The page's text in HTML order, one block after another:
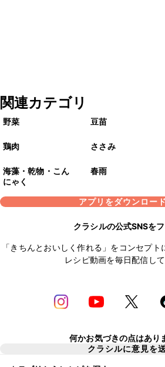
関連カテゴリ
野菜 豆苗
鶏肉 ささみ
海藻・乾物・こん
にゃく
春雨
アプリをダウンロー
クラシルの公式SNSを
「きちんとおいしく作れる」をコンセプ
レシピ動画を毎日配信して
何かお気づきの点はあり
クラシルに意見を